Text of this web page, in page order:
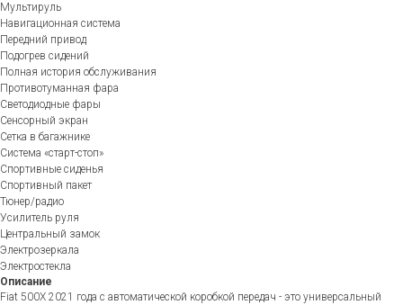
Мультируль
Навигационная система
Передний привод
Подогрев сидений
Полная история обслуживания
Противотуманная фара
Светодиодные фары
Сенсорный экран
Сетка в багажнике
Система «старт-стоп»
Спортивные сиденья
Спортивный пакет
Тюнер/радио
Усилитель руля
Центральный замок
Электрозеркала
Электростекла
Описание
Fiat 500X 2021 года с автоматической коробкой передач - это универсальный